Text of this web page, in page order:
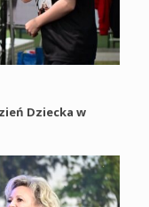
Dziecka w